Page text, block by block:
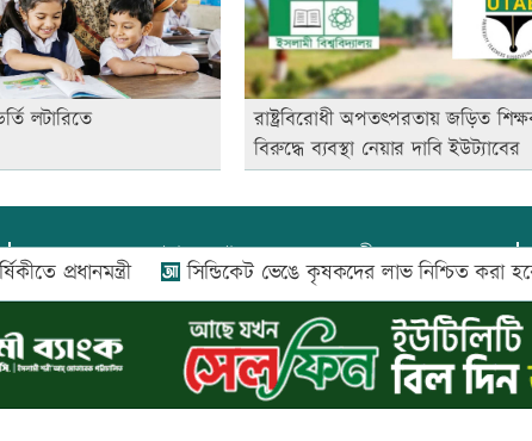
লটারিতে
রাষ্ট্রবিরোধী অপতৎপরতায় জড়িত
বিরুদ্ধে ব্যবস্থা নেয়ার দাবি ইউট্যাবের
প্রধান সম্পাদক:আফজাল বারী
প্রোমিতা আফরিন কর্তৃক সম্পাদিত ও প্রকাশিত
সি-৫০১, ৬ষ্ঠতলা, আল রাজী কমপ্লেক্স, ১৬৬-১৬৭
শহীদ সৈয়দ নজরুল ইসলাম সরণি, পুরানা পল্টন, ঢাকা-১০০০
সিন্ডিকেট ভেঙে কৃষকদের লাভ নিশ্চিত করা হবে: